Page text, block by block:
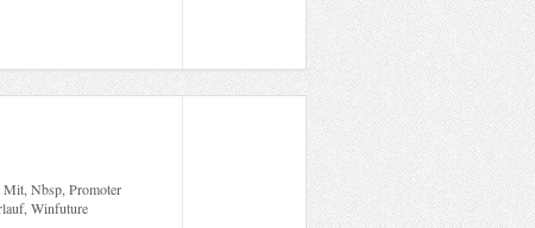
Mit, Nbsp, Promoter
, Winfuture